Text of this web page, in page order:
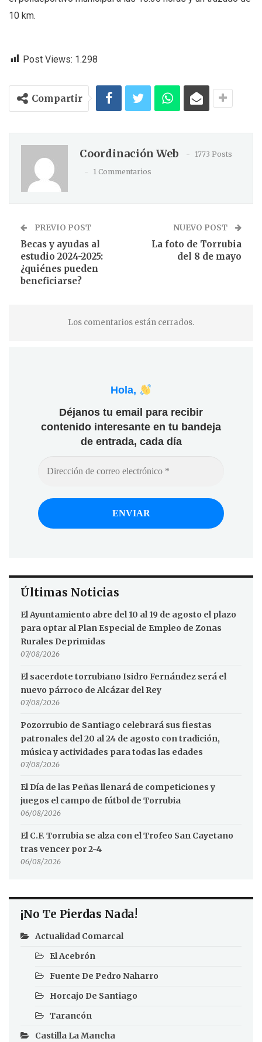
10 km.
Post Views: 1.298
Compartir
Coordinación Web
1773 Posts
1 Commentarios
PREVIO POST
Becas y ayudas al
estudio 2024-2025:
¿quiénes pueden
beneficiarse?
NUEVO POST
La foto de Torrubia
del 8 de mayo
Los comentarios están cerrados.
Hola,
Déjanos tu email para recibir
contenido interesante en tu bandeja
de entrada, cada día
Últimas Noticias
El Ayuntamiento abre del 10 al 19 de agosto el plazo
para optar al Plan Especial de Empleo de Zonas
Rurales Deprimidas
07/08/2026
El sacerdote torrubiano Isidro Fernández será el
nuevo párroco de Alcázar del Rey
07/08/2026
Pozorrubio de Santiago celebrará sus fiestas
patronales del 20 al 24 de agosto con tradición,
música y actividades para todas las edades
07/08/2026
El Día de las Peñas llenará de competiciones y
juegos el campo de fútbol de Torrubia
06/08/2026
El C.F. Torrubia se alza con el Trofeo San Cayetano
tras vencer por 2-4
06/08/2026
¡No Te Pierdas Nada!
Actualidad Comarcal
El Acebrón
Fuente De Pedro Naharro
Horcajo De Santiago
Tarancón
Castilla La Mancha